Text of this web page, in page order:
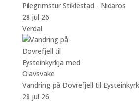
Pilegrimstur Stiklestad - Nidaros
28 jul 26
Verdal
Vandring på Dovrefjell til
28 jul 26